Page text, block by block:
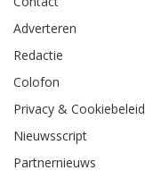
Adverteren
Redactie
Colofon
Privacy & Cookiebeleid
Nieuwsscript
Partnernieuws